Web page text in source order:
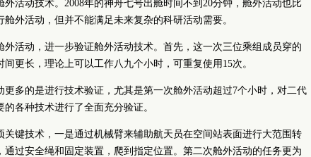
活动技术。2008年的神舟七号出舱时间不到20分钟，舱外活动也比
外活动，但并不能满足未来复杂的科研活动需要。
外活动，进一步验证舱外活动技术。首先，这一次三位乘组成员穿的
间更长，理论上可以工作八九个小时，可重复使用15次。
更多的是进行技术验证，尤其是第一次舱外活动超过7个小时，对二代
各种技术进行了全面充分验证。
关键技术，一是通过机械臂来辅助航天员在空间站表面进行大范围转
过安全绳和固定装置，爬到指定位置。第二次舱外活动的任务更为